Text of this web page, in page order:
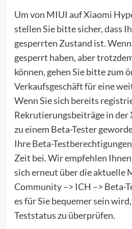
Um von MIUI auf Xiaomi
stellen Sie bitte sicher, dass
gesperrten Zustand ist.
gesperrt haben, aber
können, gehen Sie bitte zum
Verkaufsgeschäft für eine
Wenn Sie sich bereits
Rekrutierungsbeiträge in
zu einem Beta-Tester
Ihre Beta-
Zeit bei. Wir empfehlen
sich erneut über die aktuelle
Community –> ICH –> Beta-
es für Sie bequemer sein
Teststatus zu überprüfen.